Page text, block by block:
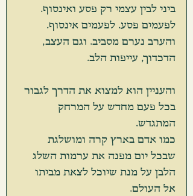
ביני לבין עצמי רק פסע ואינסוף.
לפעמים פסע. לפעמים אינסוף.
והערב נערם מסביב. וגם העצב,
הדכדוך, עייפות הלב.
והעניין הוא למצוא את הדרך לגבור
בכל פעם מחדש על המרחק
המתגדש.
כמו אדם בארץ קרה ומושלגת
שבכל יום מפנה את ערמות השלג
הלבן על מנת שיוכל לצאת מביתו
אל העולם.